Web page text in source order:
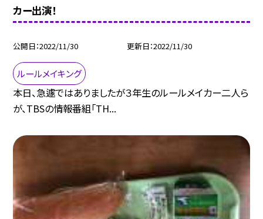
カー出演！
公開日 2022/11/30 更新日 2022/11/30
ルールメイキング
本日、急遽ではありましたが３年生のルールメイカー二人ら
が、TBSの情報番組「TH...